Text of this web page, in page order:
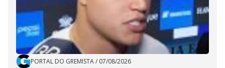
PORTAL DO GREMISTA/ 07/08/2026